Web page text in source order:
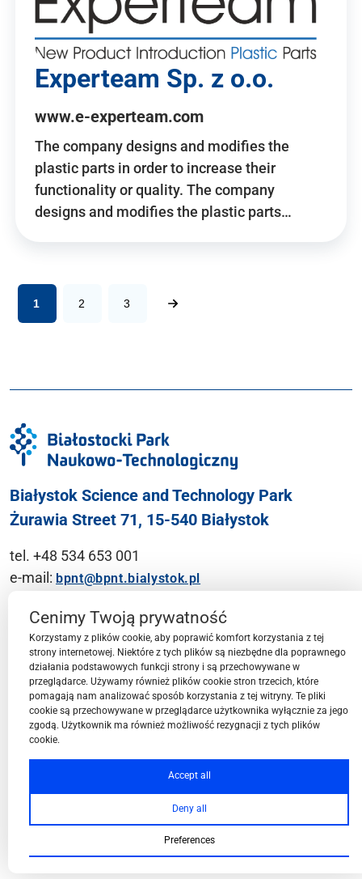
Experteam Sp. z o.o.
www.e-experteam.com
The company designs and modifies the
plastic parts in order to increase their
functionality or quality. The company
designs and modifies the plastic parts…
1 2 3
Białystok Science and Technology Park
Żurawia Street 71, 15-540 Białystok
tel. +48 534 653 001
e-mail: bpnt@bpnt.bialystok.pl
Contact
BPN-T Area
BPN-T Offer
Cenimy Twoją prywatność
Korzystamy z plików cookie, aby poprawić komfort korzystania z tej
strony internetowej. Niektóre z tych plików są niezbędne dla poprawnego
działania podstawowych funkcji strony i są przechowywane w
przeglądarce. Używamy również plików cookie stron trzecich, które
pomagają nam analizować sposób korzystania z tej witryny. Te pliki
cookie są przechowywane w przeglądarce użytkownika wyłącznie za jego
zgodą. Użytkownik ma również możliwość rezygnacji z tych plików
cookie.
Accept all
Deny all
Preferences